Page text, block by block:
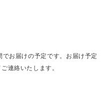
お届けの予定です。お届け予定
連絡いたします。